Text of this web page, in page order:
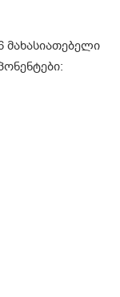
მახასიათებელი